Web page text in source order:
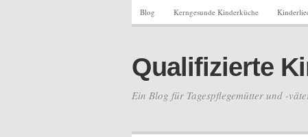
Blog Kerngesunde Kinderküche
Qualifizierte
Ein Blog für Tagespflegemütter und -